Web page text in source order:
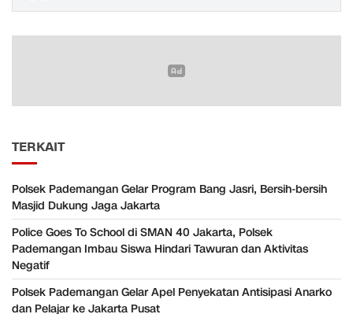
TERKAIT
Polsek Pademangan Gelar Program Bang Jasri, Bersih-bersih
Masjid Dukung Jaga Jakarta
Police Goes To School di SMAN 40 Jakarta, Polsek
Pademangan Imbau Siswa Hindari Tawuran dan Aktivitas
Negatif
Polsek Pademangan Gelar Apel Penyekatan Antisipasi Anarko
dan Pelajar ke Jakarta Pusat